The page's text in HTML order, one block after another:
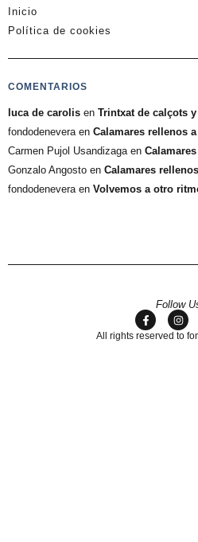
Inicio
Política de cookies
COMENTARIOS
luca de carolis en Trintxat de calçots
fondodeneveraen Calamares rellenos
Carmen Pujol Usandizagaen
Gonzalo Angosto en Calamares
fondodeneveraen Volvemos a otro
Follow
All rights reserved to